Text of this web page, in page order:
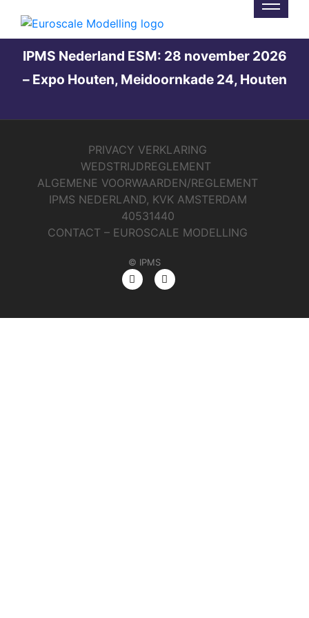
IPMS Nederland ESM: 28 november 2026
– Expo Houten, Meidoornkade 24, Houten
PRIVACY VERKLARING
WEDSTRIJDREGLEMENT
ALGEMENE VOORWAARDEN/REGLEMENT
IPMS NEDERLAND, KVK AMSTERDAM
40531440
CONTACT – EUROSCALE MODELLING
© IPMS